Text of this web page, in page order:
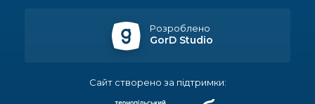
спецрахунки
Іпотеку для ВПО спростили, але з одним
Розроблено
GorD Studio
Сайт створено за підтримки: